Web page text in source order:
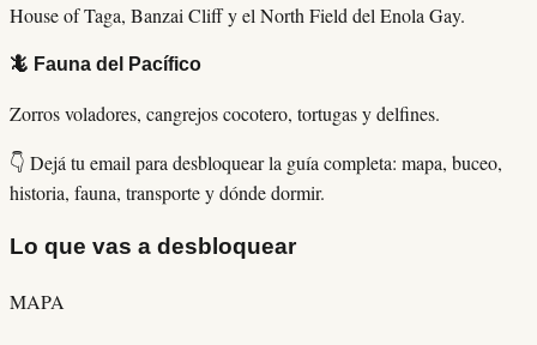
House of Taga, Banzai Cliff y el North Field del Enola Gay.
🦎 Fauna del Pacífico
Zorros voladores, cangrejos cocotero, tortugas y delfines.
👇 Dejá tu email para desbloquear la guía completa: mapa, buceo,
historia, fauna, transporte y dónde dormir.
Lo que vas a desbloquear
MAPA